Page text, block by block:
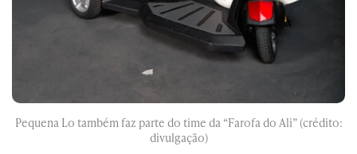
Pequena Lo também faz parte do time da “Farofa do Ali” (crédito:
divulgação)